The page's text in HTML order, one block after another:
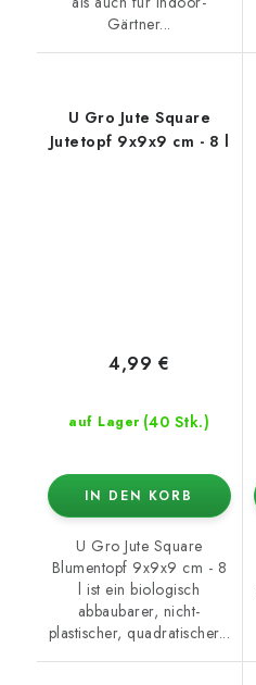
Gärtner...
U Gro Jute Square
Jutetopf 9x9x9 cm - 8 l
auf Lager (40 Stk.)
4,99 €
IN DEN KORB
U Gro Jute Square
Blumentopf 9x9x9 cm - 8
l ist ein biologisch
abbaubarer, nicht-
plastischer, quadratischer...